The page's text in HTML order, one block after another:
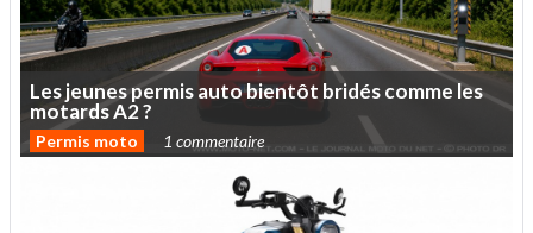
Lesjeunespermisautobientôt bridéscommeles
motardsA2?
Permis moto 1 commentaire